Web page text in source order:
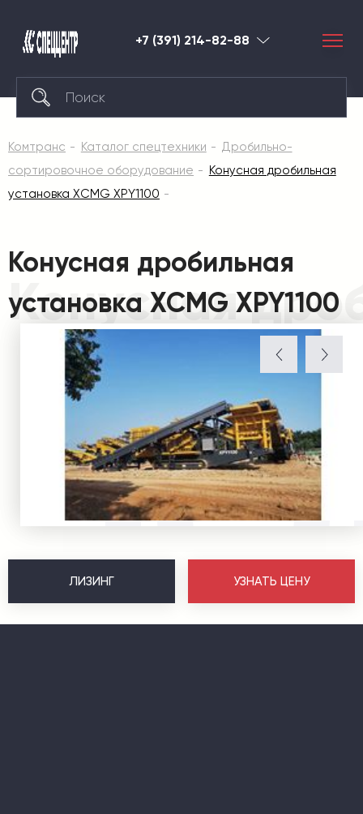
+7 (391) 214-82-88 Красноярск
Комтранс Каталог спецтехники
Дробильно-
сортировочное оборудование
Конусная дробильная
установка XCMG XPY1100
Конусная
Конусная дробильная
установка XCMG XPY1100
ЛИЗИНГ УЗНАТЬ ЦЕНУ